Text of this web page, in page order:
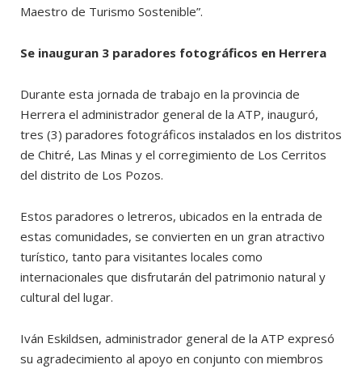
Maestro de Turismo Sostenible”.
Se inauguran 3 paradores fotográficos en Herrera
Durante esta jornada de trabajo en la provincia de
Herrera el administrador general de la ATP, inauguró,
tres (3) paradores fotográficos instalados en los distritos
de Chitré, Las Minas y el corregimiento de Los Cerritos
del distrito de Los Pozos.
Estos paradores o letreros, ubicados en la entrada de
estas comunidades, se convierten en un gran atractivo
turístico, tanto para visitantes locales como
internacionales que disfrutarán del patrimonio natural y
cultural del lugar.
Iván Eskildsen, administrador general de la ATP expresó
su agradecimiento al apoyo en conjunto con miembros